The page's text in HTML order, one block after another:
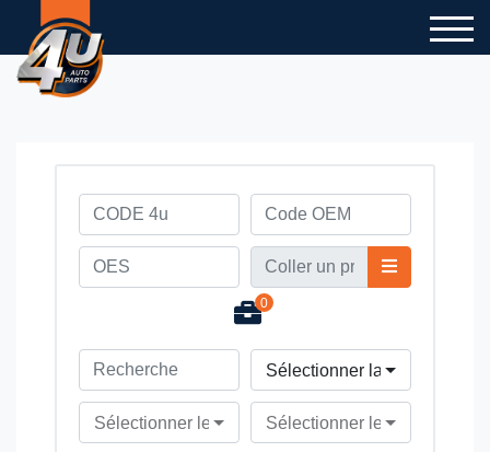
0
Sélectionner la marque du
Sélectionner le modèle du véhicule
Sélectionner le type du